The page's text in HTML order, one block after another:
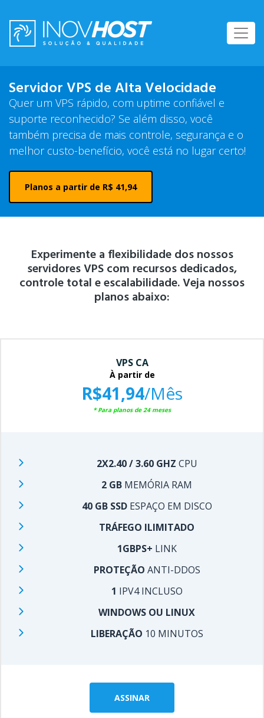
Servidor VPS de Alta Velocidade
Quer um VPS rápido, com uptime confiável e
suporte reconhecido? Se além disso, você
também precisa de mais controle, segurança e o
melhor custo-benefício, você está no lugar certo!
Planos a partir de R$ 41,94
Experimente a flexibilidade dos nossos
servidores VPS com recursos dedicados,
controle total e escalabilidade. Veja nossos
planos abaixo:
VPS CA
À partir de
R$41,94/Mês
* Para planos de 24 meses
2X2.40 / 3.60 GHZ CPU
2 GB MEMÓRIA RAM
40 GB SSDESPAÇO EM DISCO
TRÁFEGO ILIMITADO
1GBPS+ LINK
PROTEÇÃO ANTI-DDOS
1 IPV4 INCLUSO
WINDOWS OU LINUX
LIBERAÇÃO 10 MINUTOS
ASSINAR